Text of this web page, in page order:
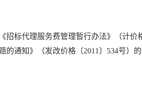
招标代理服务费管理暂行办法》（计价
通知》（发改价格〔2011〕534号）